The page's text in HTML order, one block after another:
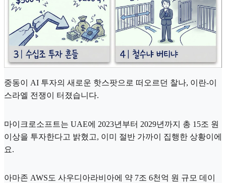
중동이 AI 투자의 새로운 핫스팟으로 떠오르던 찰나, 이란-이
스라엘 전쟁이 터졌습니다.
마이크로소프트는 UAE에 2023년부터 2029년까지 총 15조 원
이상을 투자한다고 밝혔고, 이미 절반 가까이 집행한 상황이에
요.
아마존 AWS도 사우디아라비아에 약 7조 6천억 원 규모 데이